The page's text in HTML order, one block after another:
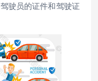
驶员的证件和驾驶证